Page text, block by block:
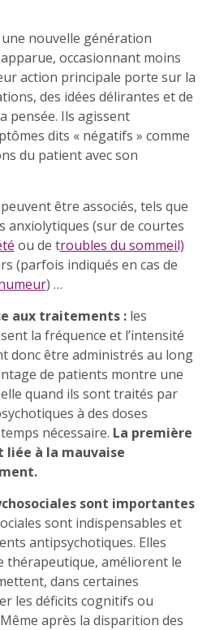
nouvelle génération
occasionnant moins
action principale porte sur la
des idées délirantes et de
pensée. Ils agissent
dits « négatifs » comme
du patient avec son
être associés, tels que
anxiolytiques (sur de courtes
ou de troubles du sommeil)
(parfois indiqués en cas de
) …
aux traitements : les
la fréquence et l’intensité
donc être administrés au long
de patients montre une
quand ils sont traités par
à des doses
nécessaire. La première
liée à la mauvaise
sont importantes
sont indispensables et
antipsychotiques. Elles
thérapeutique, améliorent le
dans certaines
les déficits cognitifs ou
après la disparition des